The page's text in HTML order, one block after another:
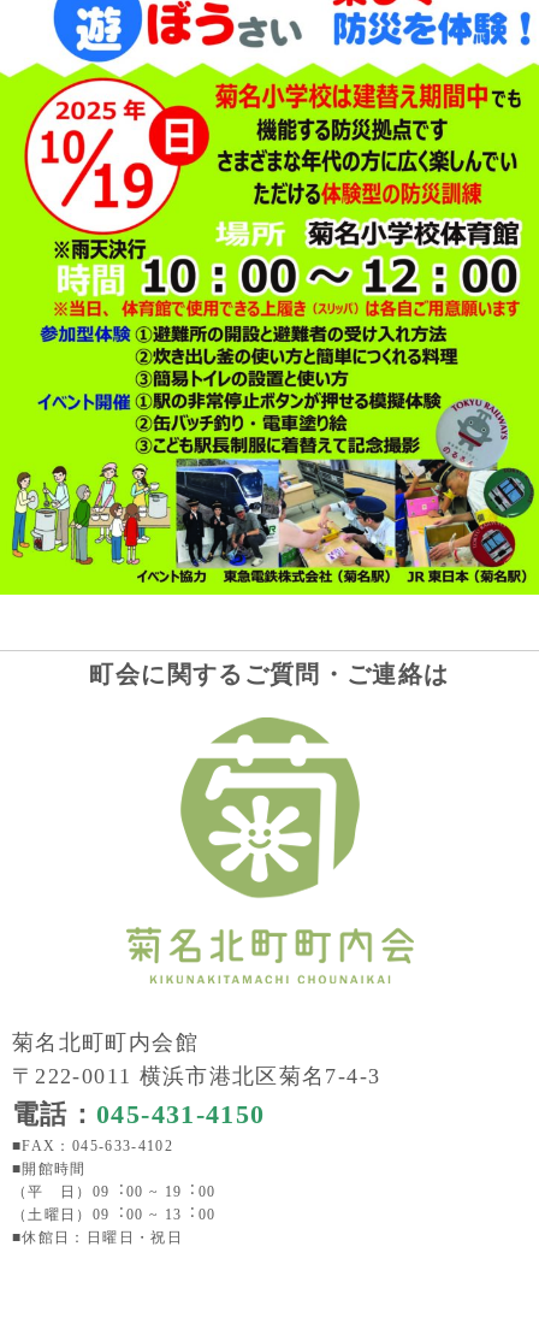
町会に関するご質問・ご連絡は
菊名北町町内会館
〒222-0011 横浜市港北区菊名7-4-3
電話：045-431-4150
■FAX：045-633-4102
■開館時間
（平 日）09︓00 ~ 19︓00
（土曜日）09︓00 ~ 13︓00
■休館日：日曜日・祝日